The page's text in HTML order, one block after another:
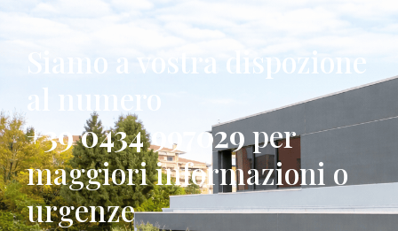
Siamo a vostra dispozione
al numero
+39 0434 997029per
maggiori informazioni o
urgenze